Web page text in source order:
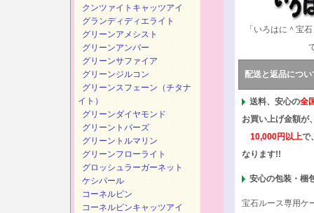
「いろはに＾宝
配送と返品につい
送料、安心の全
お買い上げ金額が
10,000円以上で
なります!!
安心の包装・梱
宝石ルース専用ケ
クンツァイトキャッツアイ
グランディディエライト
グリーンアメシスト
グリーンアンバー
グリーンサファイア
グリーンジルコン
グリーンスフェーン（チタナ
イト）
グリーンダイヤモンド
グリーントパーズ
グリーントルマリン
グリーンフローライト
グロッシュラーガーネット
ケシパール
コーネルピン
コーネルピンキャッツアイ